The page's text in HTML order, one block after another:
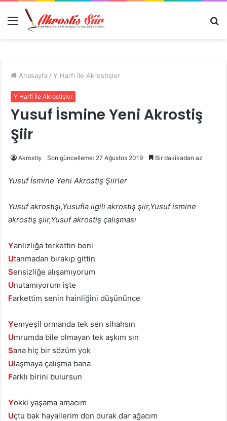
Menü
Anasayfa / Y Harfi İle Akrostişler
Y Harfi İle Akrostişler
Yusuf İsmine Yeni Akrostiş
Şiir
Akrostiş Son güncelleme: 27 Ağustos 2019 Bir dakikadan az
Yusuf İsmine Yeni Akrostiş Şiirler
Yusuf akrostişi,Yusufla ilgili akrostiş şiir,Yusuf ismine
akrostiş şiir,Yusuf akrostiş çalışması
Yanlızlığa terkettin beni
Utanmadan bırakıp gittin
Sensizliğe alışamıyorum
Unutamıyorum işte
Farkettim senin hainliğini düşününce
Yemyeşil ormanda tek sen sihahsın
Umrumda bile olmayan tek aşkım sın
Sana hiç bir sözüm yok
Ulaşmaya çalışma bana
Farklı birini bulursun
Yokki yaşama amacım
Uçtu bak hayallerim don durak dar ağacım